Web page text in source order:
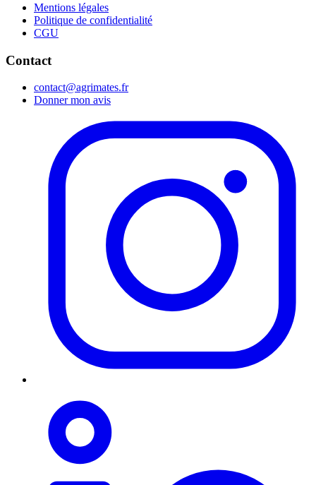
Mentions légales
Politique de confidentialité
CGU
Contact
contact@agrimates.fr
Donner mon avis